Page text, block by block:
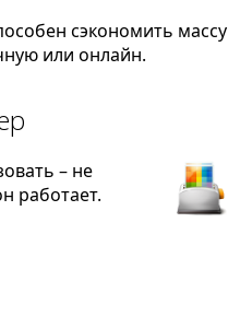
сэкономить массу
или онлайн.
– не
работает.